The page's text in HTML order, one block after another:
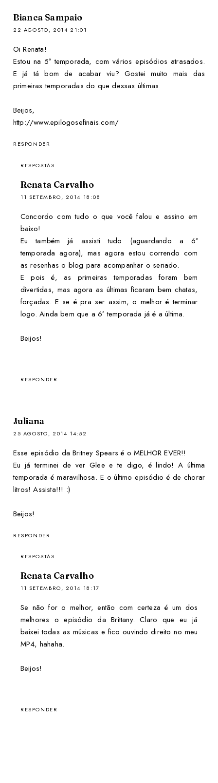
Bianca Sampaio
22 AGOSTO, 2014 21:01
Oi Renata!
Estou na 5ª temporada, com vários episódios atrasados.
E já tá bom de acabar viu? Gostei muito mais das
primeiras temporadas do que dessas últimas.
Beijos,
http://www.epilogosefinais.com/
RESPONDER
RESPOSTAS
Renata Carvalho
11 SETEMBRO, 2014 18:08
Concordo com tudo o que você falou e assino em
baixo!
Eu também já assisti tudo (aguardando a 6ª
temporada agora), mas agora estou correndo com
as resenhas o blog para acompanhar o seriado.
E pois é, as primeiras temporadas foram bem
divertidas, mas agora as últimas ficaram bem chatas,
forçadas. E se é pra ser assim, o melhor é terminar
logo. Ainda bem que a 6ª temporada já é a última.
Beijos!
RESPONDER
Juliana
25 AGOSTO, 2014 14:52
Esse episódio da Britney Spears é o MELHOR EVER!!
Eu já terminei de ver Glee e te digo, é lindo! A última
temporada é maravilhosa. E o último episódio é de chorar
litros! Assista!!! :)
Beijos!
RESPONDER
RESPOSTAS
Renata Carvalho
11 SETEMBRO, 2014 18:17
Se não for o melhor, então com certeza é um dos
melhores o episódio da Brittany. Claro que eu já
baixei todas as músicas e fico ouvindo direito no meu
MP4, hahaha.
Beijos!
RESPONDER